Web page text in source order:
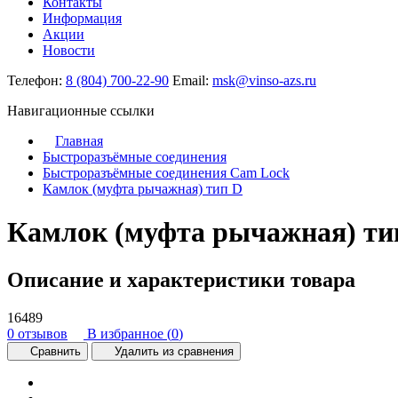
Информация
Акции
Новости
Телефон: 8 (804) 700-22-90 Email: msk@vinso-azs.ru
Навигационные ссылки
Главная
Быстроразъёмные соединения
Быстроразъёмные соединения Cam Lock
Камлок (муфта рычажная) тип D
Камлок (муфта рычажная)
Описание и характеристики товара
16489
0 отзывов
В избранное (0)
Сравнить Удалить из сравнения